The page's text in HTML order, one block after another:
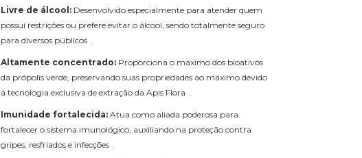
Livre de álcool: Desenvolvido especialmente para atender quem
possui restrições ou prefere evitar o álcool, sendo totalmente seguro
para diversos públicos .
Altamente concentrado: Proporciona o máximo dos bioativos
da própolis verde, preservando suas propriedades ao máximo devido
à tecnologia exclusiva de extração da Apis Flora .
Imunidade fortalecida: Atua como aliada poderosa para
fortalecer o sistema imunológico, auxiliando na proteção contra
gripes, resfriados e infecções .